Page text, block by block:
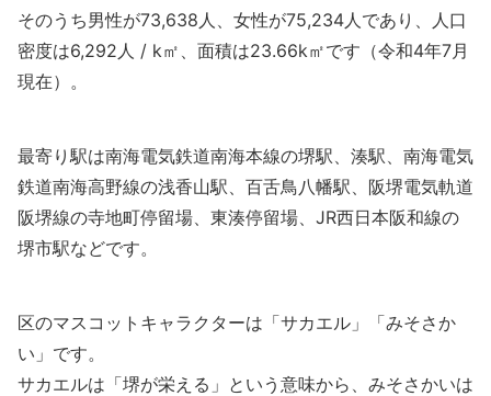
そのうち男性が73,638人、女性が75,234人であり、人口
密度は6,292人 / k㎡、面積は23.66k㎡です（令和4年7月
現在）。
最寄り駅は南海電気鉄道南海本線の堺駅、湊駅、南海電気
鉄道南海高野線の浅香山駅、百舌鳥八幡駅、阪堺電気軌道
阪堺線の寺地町停留場、東湊停留場、JR西日本阪和線の
堺市駅などです。
区のマスコットキャラクターは「サカエル」「みそさか
い」です。
サカエルは「堺が栄える」という意味から、みそさかいは